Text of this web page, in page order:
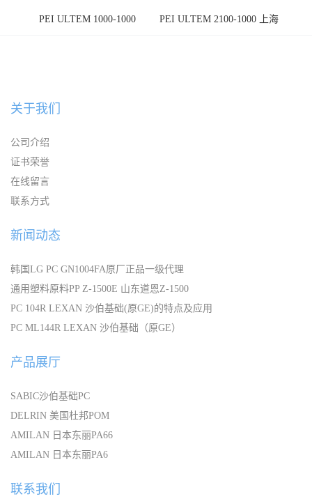
PEI ULTEM 1000-1000
PEI ULTEM 2100-1000 上海
关于我们
公司介绍
证书荣誉
在线留言
联系方式
新闻动态
韩国LG PC GN1004FA原厂正品一级代理
通用塑料原料PP Z-1500E 山东道恩Z-1500
PC 104R LEXAN 沙伯基础(原GE)的特点及应用
PC ML144R LEXAN 沙伯基础（原GE）
产品展厅
SABIC沙伯基础PC
DELRIN 美国杜邦POM
AMILAN 日本东丽PA66
AMILAN 日本东丽PA6
联系我们